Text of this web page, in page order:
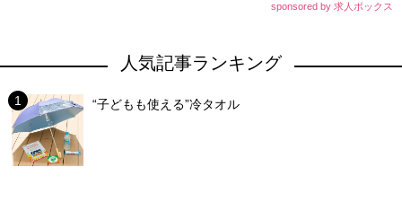
sponsored by 求人ボックス
人気記事ランキング
“子どもも使える”冷タオル